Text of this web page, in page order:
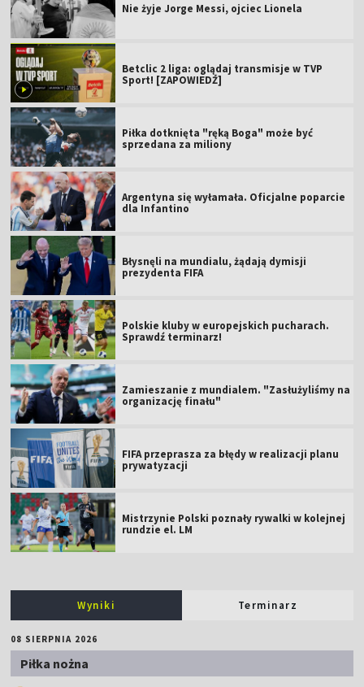
Nie żyje Jorge Messi, ojciec Lionela
Betclic 2 liga: oglądaj transmisje w TVP
Sport! [ZAPOWIEDŹ]
Piłka dotknięta "ręką Boga" może być
sprzedana za miliony
Argentyna się wyłamała. Oficjalne poparcie
dla Infantino
Błysnęli na mundialu, żądają dymisji
prezydenta FIFA
Polskie kluby w europejskich pucharach.
Sprawdź terminarz!
Zamieszanie z mundialem. "Zasłużyliśmy na
organizację finału"
FIFA przeprasza za błędy w realizacji planu
prywatyzacji
Mistrzynie Polski poznały rywalki w kolejnej
rundzie el. LM
Wyniki Terminarz
08 SIERPNIA 2026
Piłka nożna